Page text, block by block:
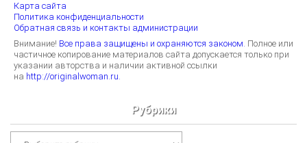
Карта сайта
Политика конфиденциальности
Обратная связь и контакты администрации
Внимание! Все права защищены и охраняются законом. Полное или
частичное копирование материалов сайта допускается только при
указании авторства и наличии активной ссылки
на http://originalwoman.ru.
Рубрики